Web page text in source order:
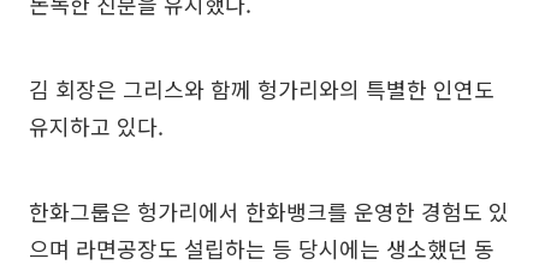
김 회장은 그리스와 함께 헝가리와의 특별한 인연도
유지하고 있다.
한화그룹은 헝가리에서 한화뱅크를 운영한 경험도 있
으며 라면공장도 설립하는 등 당시에는 생소했던 동